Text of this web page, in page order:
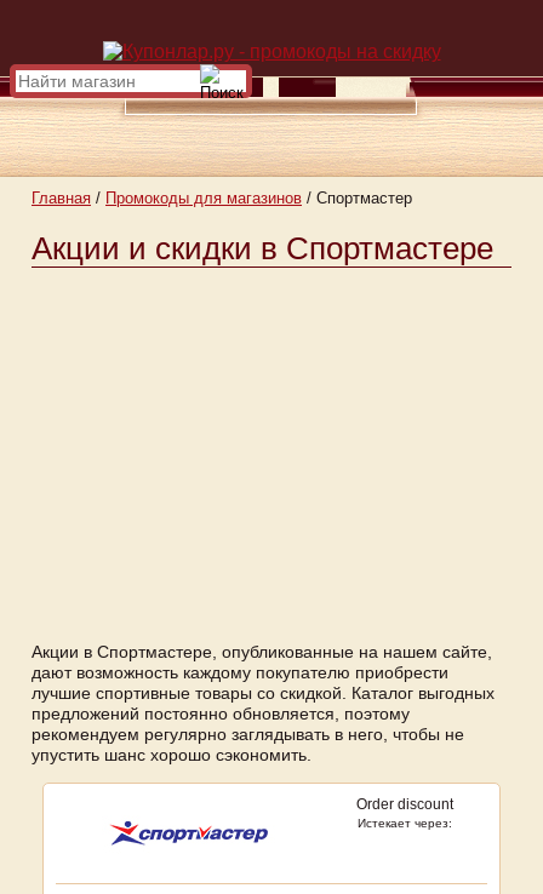
Главная / Промокоды для магазинов / Спортмастер
Акции и скидки в Спортмастере
Акции в Спортмастере, опубликованные на нашем сайте,
дают возможность каждому покупателю приобрести
лучшие спортивные товары со скидкой. Каталог выгодных
предложений постоянно обновляется, поэтому
рекомендуем регулярно заглядывать в него, чтобы не
упустить шанс хорошо сэкономить.
Order discount
Истекает через: